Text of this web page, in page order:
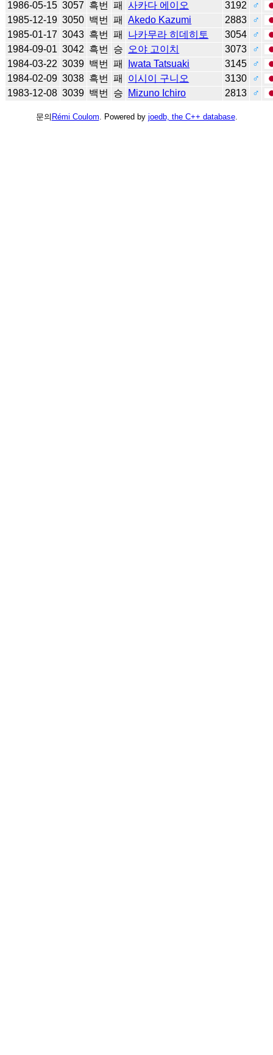
1986-05-15 3057 흑번 패 사카다 에이오 3192
♂
1985-12-19 3050 백번 패 Akedo Kazumi 2883
♂
1985-01-17 3043 흑번 패 나카무라 히데히토 3054
♂
1984-09-01 3042 흑번 승 오야 고이치 3073
♂
1984-03-22 3039 백번 패 Iwata Tatsuaki 3145
♂
1984-02-09 3038 흑번 패 이시이 구니오 3130
♂
1983-12-08 3039 백번 승 Mizuno Ichiro 2813 ♂
문의 Rémi Coulom . Powered by joedb, the C++ database.